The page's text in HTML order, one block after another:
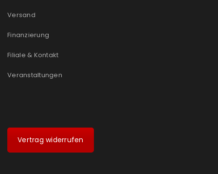
Versand
Finanzierung
Filiale & Kontakt
Veranstaltungen
Vertrag widerrufen